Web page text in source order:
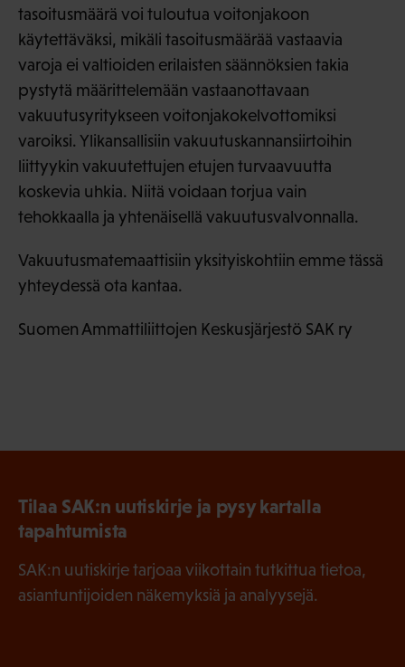
tasoitusmäärä voi tuloutua voitonjakoon
käytettäväksi, mikäli tasoitusmäärää vastaavia
varoja ei valtioiden erilaisten säännöksien takia
pystytä määrittelemään vastaanottavaan
vakuutusyritykseen voitonjakokelvottomiksi
varoiksi. Ylikansallisiin vakuutuskannansiirtoihin
liittyykin vakuutettujen etujen turvaavuutta
koskevia uhkia. Niitä voidaan torjua vain
tehokkaalla ja yhtenäisellä vakuutusvalvonnalla.
Vakuutusmatemaattisiin yksityiskohtiin emme tässä
yhteydessä ota kantaa.
Suomen Ammattiliittojen Keskusjärjestö SAK ry
Tilaa SAK:n uutiskirje ja pysy kartalla
tapahtumista
SAK:n uutiskirje tarjoaa viikottain tutkittua tietoa,
asiantuntijoiden näkemyksiä ja analyysejä.